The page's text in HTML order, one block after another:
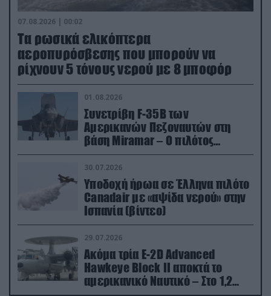
07.08.2026 | 00:02
Τα ρωσικά ελικόπτερα
αεροπυρόσβεσης που μπορούν να
ρίχνουν 5 τόνους νερού με 8 μποφόρ
01.08.2026
Συνετρίβη F-35B των
Αμερικανών Πεζοναυτών στη
βάση Miramar – Ο πιλότος
εκτινάχθηκε εγκαίρως
30.07.2026
Υποδοχή ήρωα σε Έλληνα πιλότο
Canadair με «αψίδα νερού» στην
Ισπανία (βίντεο)
29.07.2026
Ακόμα τρία E-2D Advanced
Hawkeye Block II αποκτά το
αμερικανικό Ναυτικό – Στο 1,2